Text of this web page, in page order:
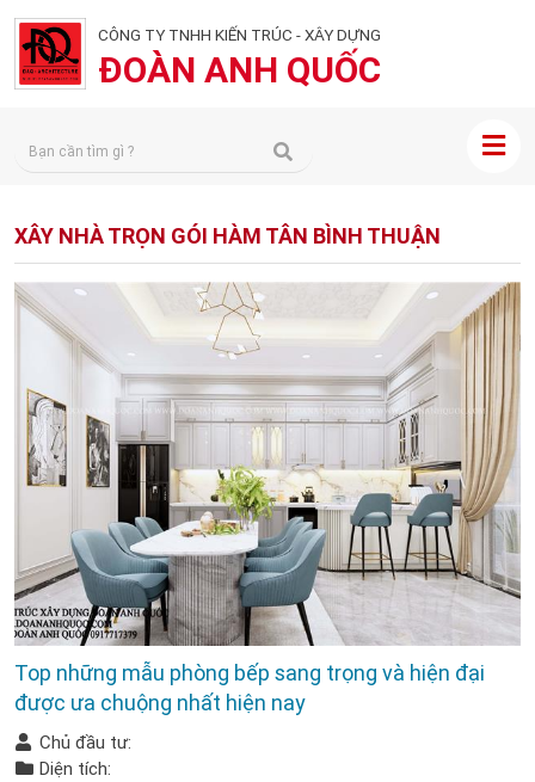
CÔNG TY TNHH KIẾN TRÚC - XÂY DỰNG
ĐOÀN ANH QUỐC
XÂY NHÀ TRỌN GÓI HÀM TÂN BÌNH THUẬN
Top những mẫu phòng bếp sang trọng và hiện đại
được ưa chuộng nhất hiện nay
Chủ đầu tư:
Diện tích: